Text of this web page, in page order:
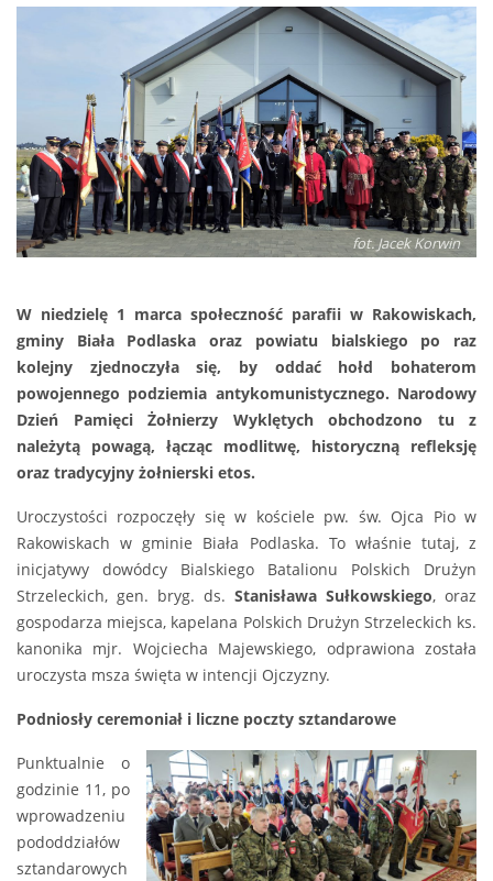
fot. Jacek Korwin
W niedzielę 1 marca społeczność parafii w Rakowiskach,
gminy Biała Podlaska oraz powiatu bialskiego po raz
kolejny zjednoczyła się, by oddać hołd bohaterom
powojennego podziemia antykomunistycznego. Narodowy
Dzień Pamięci Żołnierzy Wyklętych obchodzono tu z
należytą powagą, łącząc modlitwę, historyczną refleksję
oraz tradycyjny żołnierski etos.
Uroczystości rozpoczęły się w kościele pw. św. Ojca Pio w
Rakowiskach w gminie Biała Podlaska. To właśnie tutaj, z
inicjatywy dowódcy Bialskiego Batalionu Polskich Drużyn
Strzeleckich, gen. bryg. ds. Stanisława Sułkowskiego, oraz
gospodarza miejsca, kapelana Polskich Drużyn Strzeleckich ks.
kanonika mjr. Wojciecha Majewskiego, odprawiona została
uroczysta msza święta w intencji Ojczyzny.
Podniosły ceremoniał i liczne poczty sztandarowe
Punktualnie o
godzinie 11, po
wprowadzeniu
pododdziałów
sztandarowych